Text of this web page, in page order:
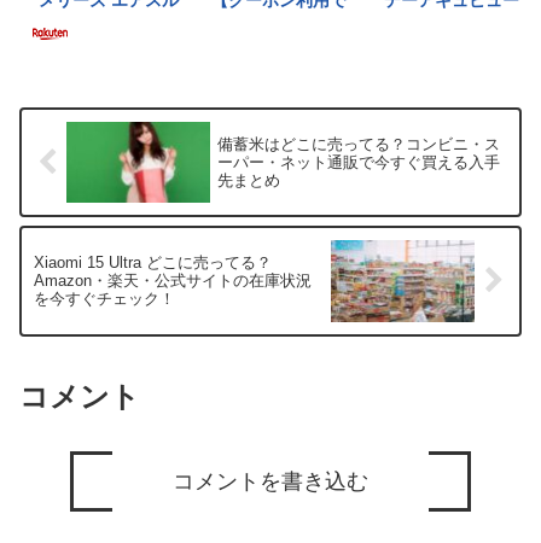
備蓄米はどこに売ってる？コンビニ・ス
ーパー・ネット通販で今すぐ買える入手
先まとめ
Xiaomi 15 Ultra どこに売ってる？
Amazon・楽天・公式サイトの在庫状況
を今すぐチェック！
コメント
コメントを書き込む